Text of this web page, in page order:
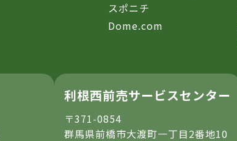
スポニチ
Dome.com
利根西前売サービスセンター
〒371-0854
群馬県前橋市大渡町一丁目2番地10